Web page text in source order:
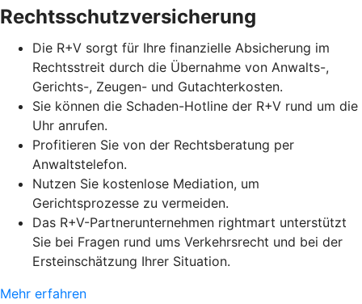
Rechtsschutzversicherung
Die R+V sorgt für Ihre finanzielle Absicherung im
Rechtsstreit durch die Übernahme von Anwalts-,
Gerichts-, Zeugen- und Gutachterkosten.
Sie können die Schaden-Hotline der R+V rund um die
Uhr anrufen.
Profitieren Sie von der Rechtsberatung per
Anwaltstelefon.
Nutzen Sie kostenlose Mediation, um
Gerichtsprozesse zu vermeiden.
Das R+V-Partnerunternehmen rightmart unterstützt
Sie bei Fragen rund ums Verkehrsrecht und bei der
Ersteinschätzung Ihrer Situation.
Mehr erfahren